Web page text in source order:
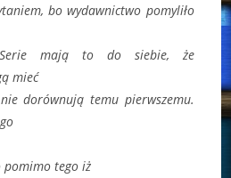
bo wydawnictwo pomyliło
Serie mają to do siebie, że
mieć
dorównują temu pierwszemu.
pomimo tego iż